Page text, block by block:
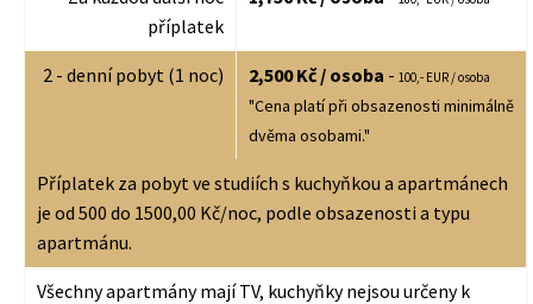
příplatek
2 - denní pobyt (1 noc) 2,500 Kč / osoba - 100,- EUR / osoba
"Cena platí při obsazenosti minimálně
dvěma osobami."
Příplatek za pobyt ve studiích s kuchyňkou a apartmánech
je od 500 do 1500,00 Kč/noc, podle obsazenosti a typu
apartmánu.
Všechny apartmány mají TV, kuchyňky nejsou určeny k